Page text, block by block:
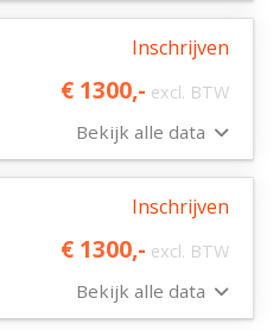
Inschrijven
Bekijk alle data
€ 1300,- excl. BTW
Inschrijven
Bekijk alle data
€ 1300,- excl. BTW